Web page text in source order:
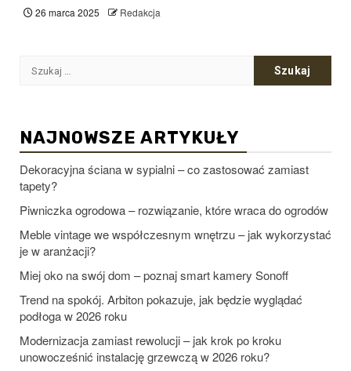
26 marca 2025 Redakcja
Szukaj:
NAJNOWSZE ARTYKUŁY
Dekoracyjna ściana w sypialni – co zastosować zamiast
tapety?
Piwniczka ogrodowa – rozwiązanie, które wraca do ogrodów
Meble vintage we współczesnym wnętrzu – jak wykorzystać
je w aranżacji?
Miej oko na swój dom – poznaj smart kamery Sonoff
Trend na spokój. Arbiton pokazuje, jak będzie wyglądać
podłoga w 2026 roku
Modernizacja zamiast rewolucji – jak krok po kroku
unowocześnić instalację grzewczą w 2026 roku?